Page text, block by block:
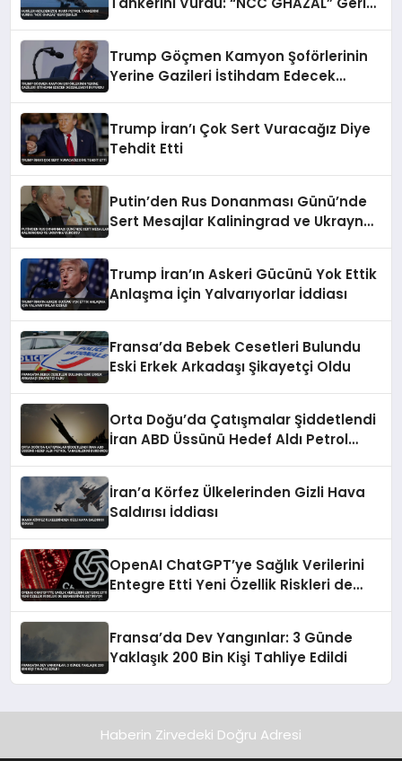
Trump Göçmen Kamyon Şoförlerinin
Yerine Gazileri İstihdam Edecek
Trump İran’ı Çok Sert Vuracağız Diye
Tehdit Etti
Putin’den Rus Donanması Günü’nde
Sert Mesajlar Kaliningrad ve Ukrayna
Trump İran’ın Askeri Gücünü Yok Ettik
Anlaşma İçin Yalvarıyorlar İddiası
Fransa’da Bebek Cesetleri Bulundu
Eski Erkek Arkadaşı Şikayetçi Oldu
Orta Doğu’da Çatışmalar Şiddetlendi
İran ABD Üssünü Hedef Aldı Petrol
İran’a Körfez Ülkelerinden Gizli Hava
Saldırısı İddiası
OpenAI ChatGPT’ye Sağlık Verilerini
Entegre Etti Yeni Özellik Riskleri de
Fransa’da Dev Yangınlar: 3 Günde
Yaklaşık 200 Bin Kişi Tahliye Edildi
Haberin Zirvedeki Doğru Adresi